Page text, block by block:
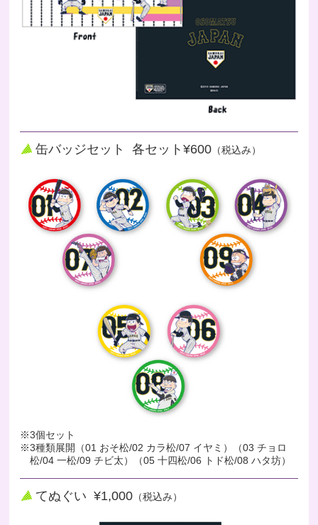
缶バッジセット 各セット¥600 （税込み）
※3個セット
※3種類展開（01 おそ松/02 カラ松/07 イヤミ）（03 チョロ
松/04 一松/09 チビ太）（05 十四松/06 トド松/08 ハタ坊）
てぬぐい ¥1,000 （税込み）